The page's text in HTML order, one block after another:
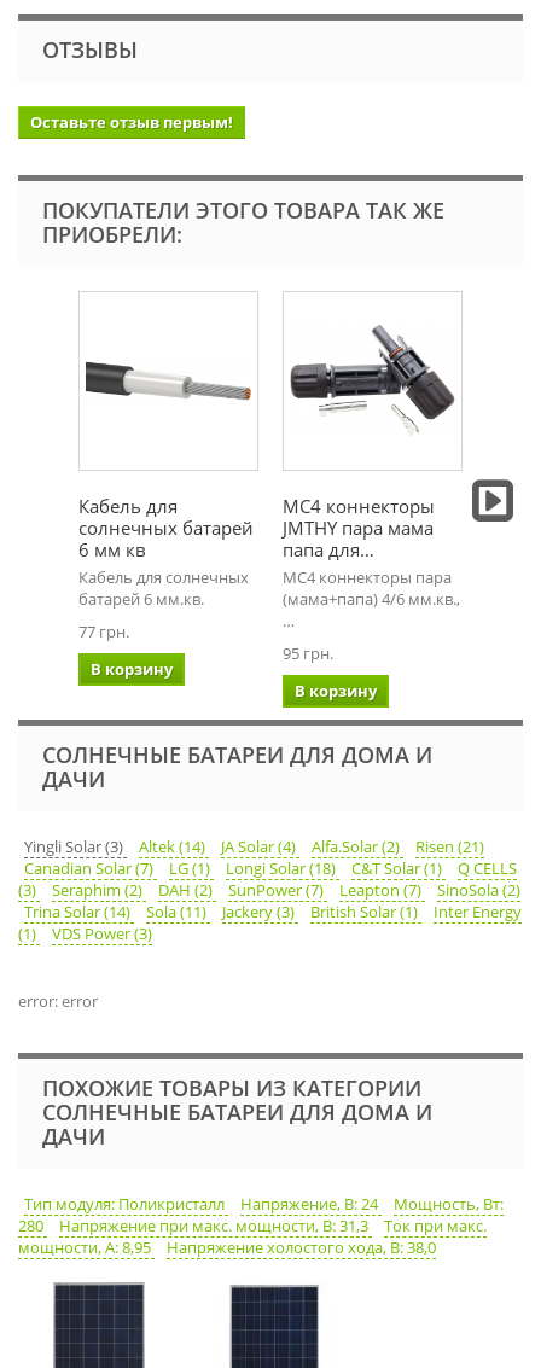
ОТЗЫВЫ
Оставьте отзыв первым!
ПОКУПАТЕЛИ ЭТОГО ТОВАРА ТАК ЖЕ
ПРИОБРЕЛИ:
Кабель для
солнечных батарей
6 мм кв
Кабель для солнечных
батарей 6 мм.кв.
77 грн.
В корзину
MC4 коннекторы
JMTHY пара мама
папа для…
MC4 коннекторы пара
(мама+папа) 4/6 мм.кв.,
…
95 грн.
В корзину
CH
СОЛНЕЧНЫЕ БАТАРЕИ ДЛЯ ДОМА И
ДАЧИ
Yingli Solar (3) Altek (14) JA Solar (4) Alfa.Solar (2)
Risen (21)
Canadian Solar (7)
LG (1) Longi Solar (18) C&T Solar (1)
Q CELLS
(3)
Seraphim (2) DAH (2) SunPower (7) Leapton (7)
SinoSola (2)
Trina Solar (14)
Sola (11) Jackery (3) British Solar (1)
Inter Energy
(1)
VDS Power (3)
error: error
ПОХОЖИЕ ТОВАРЫ ИЗ КАТЕГОРИИ
СОЛНЕЧНЫЕ БАТАРЕИ ДЛЯ ДОМА И
ДАЧИ
Тип модуля: Поликристалл Напряжение, В: 24
Мощность, Вт:
280
Напряжение при макс. мощности, В: 31,3
Ток при макс.
мощности, А: 8,95
Напряжение холостого хода, В: 38,0